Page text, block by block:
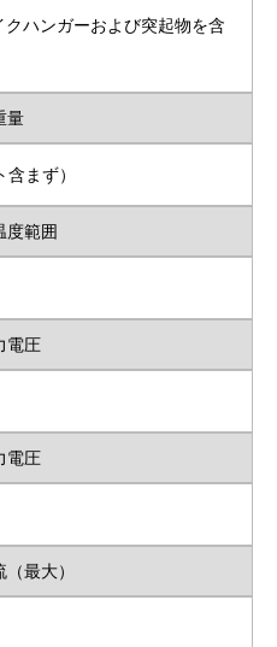
ハンガーおよび突起物を含
量
まず）
度範囲
電圧
電圧
最大）